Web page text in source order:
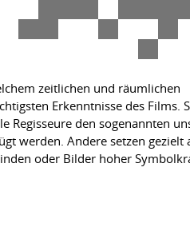
zeitlichen und räumlichen
Erkenntnisse des Films.
Regisseure den sogenannten
werden. Andere setzen gezielt
oder Bilder hoher